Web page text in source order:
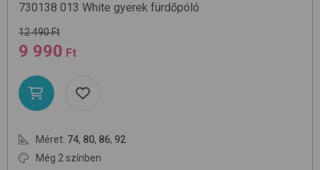
730138 013 White gyerek fürdőpóló
12 490 Ft
9 990 Ft
Méret: 74, 80, 86, 92
Még 2 színben